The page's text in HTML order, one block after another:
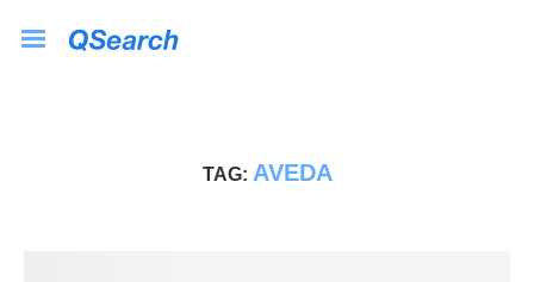
TAG: AVEDA